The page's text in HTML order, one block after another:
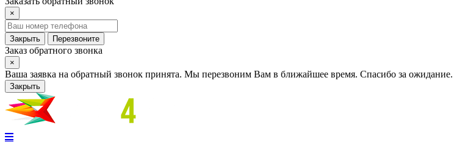
×
Закрыть Перезвоните
Заказ обратного звонка
×
Ваша заявка на обратный звонок принята. Мы перезвоним Вам в ближайшее время. Спасибо за ожидание.
Закрыть